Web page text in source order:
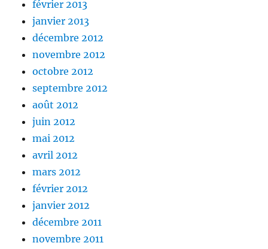
février 2013
janvier 2013
décembre 2012
novembre 2012
octobre 2012
septembre 2012
août 2012
juin 2012
mai 2012
avril 2012
mars 2012
février 2012
janvier 2012
décembre 2011
novembre 2011